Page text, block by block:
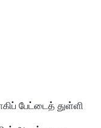
பேட்டைத் துள்ளி